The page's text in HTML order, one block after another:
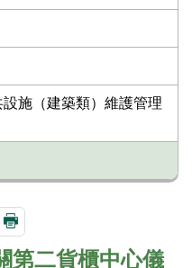
施（建築類）維護管理
第二貨櫃中心儀